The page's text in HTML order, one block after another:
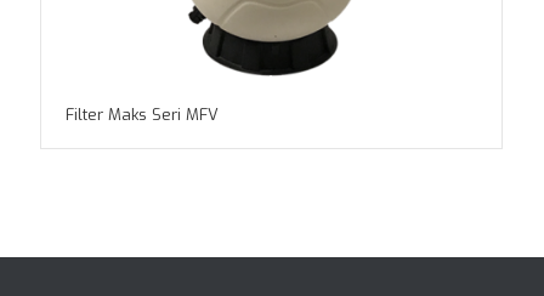
Filter Maks Seri MFV